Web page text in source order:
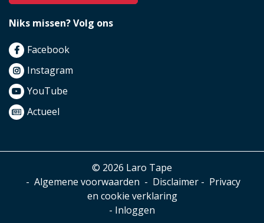
Niks missen? Volg ons
Facebook
Instagram
YouTube
Actueel
© 2026 Laro Tape
- Algemene voorwaarden - Disclaimer - Privacy
en cookie verklaring
- Inloggen